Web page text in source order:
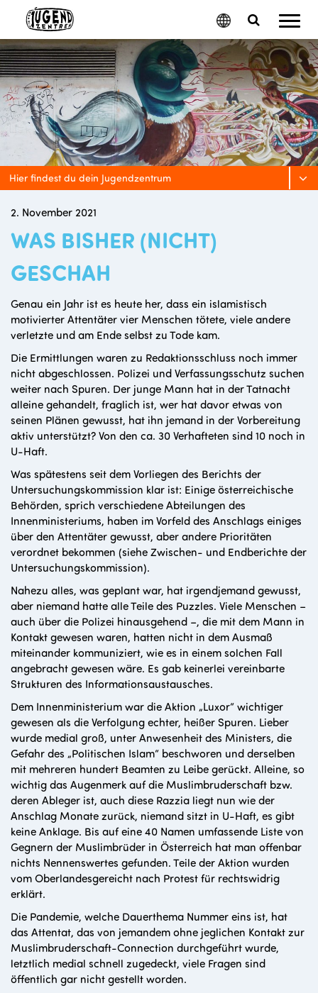
Menu
Toggle
Search
Google
Translate
Hier findest du dein Jugendzentrum
2. November 2021
WAS BISHER (NICHT)
GESCHAH
Genau ein Jahr ist es heute her, dass ein islamistisch
motivierter Attentäter vier Menschen tötete, viele andere
verletzte und am Ende selbst zu Tode kam.
Die Ermittlungen waren zu Redaktionsschluss noch immer
nicht abgeschlossen. Polizei und Verfassungsschutz suchen
weiter nach Spuren. Der junge Mann hat in der Tatnacht
alleine gehandelt, fraglich ist, wer hat davor etwas von
seinen Plänen gewusst, hat ihn jemand in der Vorbereitung
aktiv unterstützt? Von den ca. 30 Verhafteten sind 10 noch in
U-Haft.
Was spätestens seit dem Vorliegen des Berichts der
Untersuchungskommission klar ist: Einige österreichische
Behörden, sprich verschiedene Abteilungen des
Innenministeriums, haben im Vorfeld des Anschlags einiges
über den Attentäter gewusst, aber andere Prioritäten
verordnet bekommen (siehe Zwischen- und Endberichte der
Untersuchungskommission).
Nahezu alles, was geplant war, hat irgendjemand gewusst,
aber niemand hatte alle Teile des Puzzles. Viele Menschen –
auch über die Polizei hinausgehend –, die mit dem Mann in
Kontakt gewesen waren, hatten nicht in dem Ausmaß
miteinander kommuniziert, wie es in einem solchen Fall
angebracht gewesen wäre. Es gab keinerlei vereinbarte
Strukturen des Informationsaustausches.
Dem Innenministerium war die Aktion „Luxor“ wichtiger
gewesen als die Verfolgung echter, heißer Spuren. Lieber
wurde medial groß, unter Anwesenheit des Ministers, die
Gefahr des „Politischen Islam“ beschworen und derselben
mit mehreren hundert Beamten zu Leibe gerückt. Alleine, so
wichtig das Augenmerk auf die Muslimbruderschaft bzw.
deren Ableger ist, auch diese Razzia liegt nun wie der
Anschlag Monate zurück, niemand sitzt in U-Haft, es gibt
keine Anklage. Bis auf eine 40 Namen umfassende Liste von
Gegnern der Muslimbrüder in Österreich hat man offenbar
nichts Nennenswertes gefunden. Teile der Aktion wurden
vom Oberlandesgereicht nach Protest für rechtswidrig
erklärt.
Die Pandemie, welche Dauerthema Nummer eins ist, hat
das Attentat, das von jemandem ohne jeglichen Kontakt zur
Muslimbruderschaft-Connection durchgeführt wurde,
letztlich medial schnell zugedeckt, viele Fragen sind
öffentlich gar nicht gestellt worden.